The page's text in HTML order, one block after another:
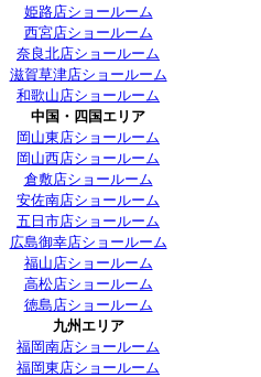
姫路店ショールーム
西宮店ショールーム
奈良北店ショールーム
滋賀草津店ショールーム
和歌山店ショールーム
中国・四国エリア
岡山東店ショールーム
岡山西店ショールーム
倉敷店ショールーム
安佐南店ショールーム
五日市店ショールーム
広島御幸店ショールーム
福山店ショールーム
高松店ショールーム
徳島店ショールーム
九州エリア
福岡南店ショールーム
福岡東店ショールーム